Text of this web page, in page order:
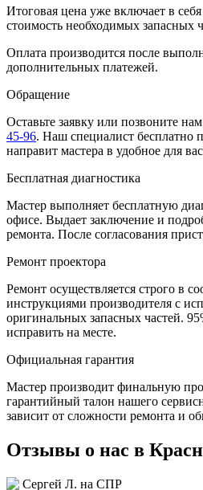
Итоговая цена уже включает в
стоимость необходимых запасных
Оплата производится после
дополнительных платежей.
Обращение
Оставьте заявку или позвоните
45-96. Наш специалист бесплатно
направит мастера в удобное для
Бесплатная диагностика
Мастер выполняет бесплатную
офисе. Выдает заключение и
ремонта. После согласования
Ремонт проектора
Ремонт осуществляется строго в
инструкциями производителя с
оригинальных запасных частей.
исправить на месте.
Официальная гарантия
Мастер производит финальную
гарантийный талон нашего
зависит от сложности ремонта и
Отзывы о нас в